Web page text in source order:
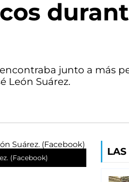
junto a más
León Suárez.
(Facebook)